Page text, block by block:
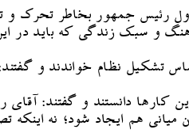
رئیس جمهور بخاطر تحرک
و سبک زندگی که باید در
تشکیل نظام خواندند و
کارها دانستند و گفتند:
میانی هم ایجاد شود؛ نه